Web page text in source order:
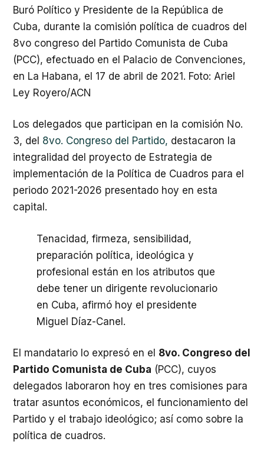
Buró Político y Presidente de la República de
Cuba, durante la comisión política de cuadros del
8vo congreso del Partido Comunista de Cuba
(PCC), efectuado en el Palacio de Convenciones,
en La Habana, el 17 de abril de 2021. Foto: Ariel
Ley Royero/ACN
Los delegados que participan en la comisión No.
3, del 8vo. Congreso del Partido, destacaron la
integralidad del proyecto de Estrategia de
implementación de la Política de Cuadros para el
periodo 2021-2026 presentado hoy en esta
capital.
Tenacidad, firmeza, sensibilidad,
preparación política, ideológica y
profesional están en los atributos que
debe tener un dirigente revolucionario
en Cuba, afirmó hoy el presidente
Miguel Díaz-Canel.
El mandatario lo expresó en el 8vo. Congreso del
Partido Comunista de Cuba (PCC), cuyos
delegados laboraron hoy en tres comisiones para
tratar asuntos económicos, el funcionamiento del
Partido y el trabajo ideológico; así como sobre la
política de cuadros.